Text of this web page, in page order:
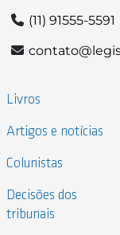
(11) 91555-5591
Livros
Artigos e notícias
Colunistas
Decisões dos
tribunais